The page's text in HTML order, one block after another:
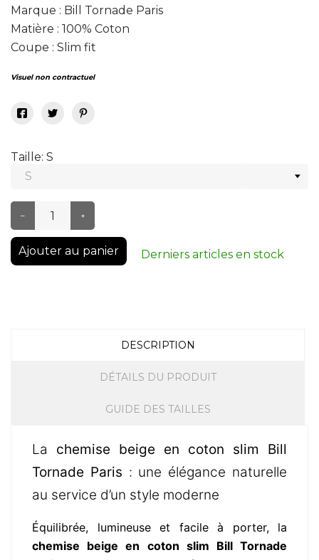
Marque : Bill Tornade Paris
Matière : 100% Coton
Coupe : Slim fit
Visuel non contractuel
Taille: S
– +
Ajouter au panier Derniers articles en stock
DESCRIPTION
DÉTAILS DU PRODUIT
GUIDE DES TAILLES
La chemise beige en coton slim Bill
Tornade Paris : une élégance naturelle
au service d’un style moderne
Équilibrée, lumineuse et facile à porter, la
chemise beige en coton slim Bill Tornade